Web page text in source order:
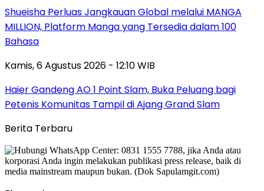
Shueisha Perluas Jangkauan Global melalui MANGA
MILLION, Platform Manga yang Tersedia dalam 100
Bahasa
Kamis, 6 Agustus 2026 - 12:10 WIB
Haier Gandeng AO 1 Point Slam, Buka Peluang bagi
Petenis Komunitas Tampil di Ajang Grand Slam
Berita Terbaru